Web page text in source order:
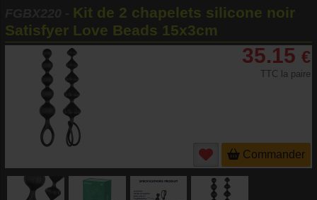
Kit de 2 chapelets silicone noir
Satisfyer Love Beads 15x3cm
35.15 €
TTC la paire
Commander